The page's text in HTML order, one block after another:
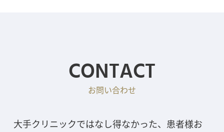
CONTACT
お問い合わせ
大手クリニックではなし得なかった、患者様お